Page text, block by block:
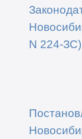
N 224-ЗС)